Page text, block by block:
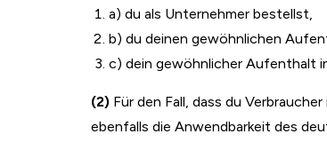
a) du als Unternehmer bestellst,
b) du deinen gewöhnlichen
c) dein gewöhnlicher Aufenthalt
(2) Für den Fall, dass du
ebenfalls die Anwendbarkeit des